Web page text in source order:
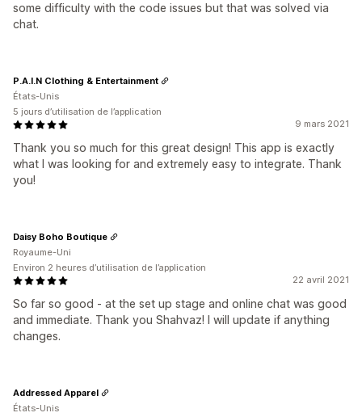
some difficulty with the code issues but that was solved via
chat.
9 mars 2021
Thank you so much for this great design! This app is exactly
what I was looking for and extremely easy to integrate. Thank
you!
P.A.I.N Clothing & Entertainment
États-Unis
5 jours d’utilisation de l’application
22 avril 2021
So far so good - at the set up stage and online chat was good
and immediate. Thank you Shahvaz! I will update if anything
changes.
Daisy Boho Boutique
Royaume-Uni
Environ 2 heures d’utilisation de l’application
Addressed Apparel
États-Unis